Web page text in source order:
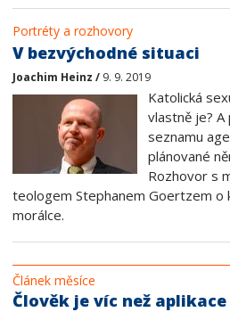
Portréty a rozhovory
V bezvýchodné situaci
Joachim Heinz / 9. 9. 2019
Katolická
vlastně je?
seznamu
plánované
Rozhovor s
teologem Stephanem Goertzem o
morálce.
Článek měsíce
Člověk je víc než aplikace